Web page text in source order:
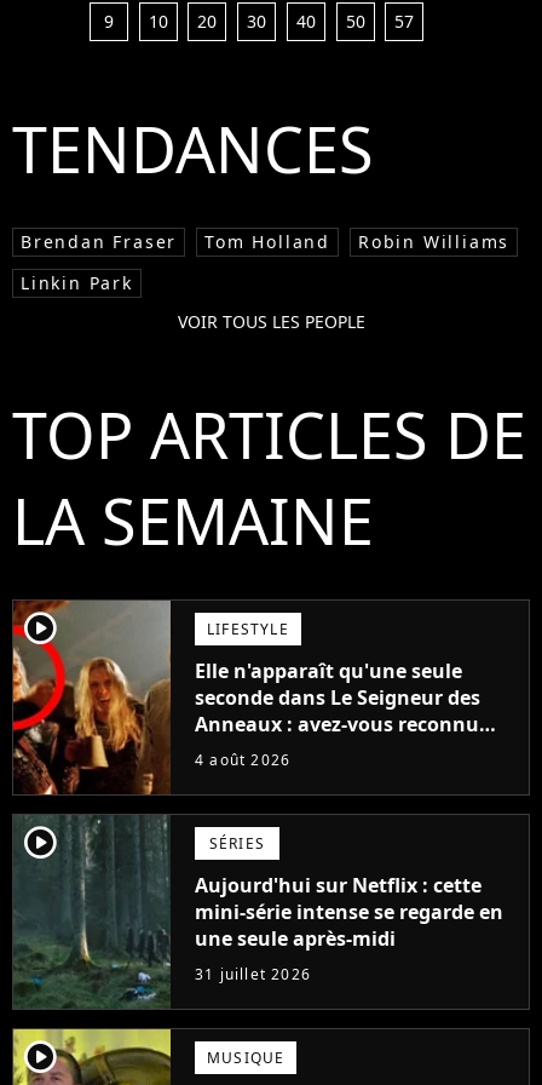
9
10 20 30 40 50 57
TENDANCES
Brendan Fraser Tom Holland
Robin Williams
Linkin Park
VOIR TOUS LES PEOPLE
TOP ARTICLES DE
LA SEMAINE
player2 LIFESTYLE
Elle n'apparaît qu'une seule
seconde dans Le Seigneur des
Anneaux : avez-vous reconnu
cette légende du cinéma dans la
4 août 2026
player2 SÉRIES
Aujourd'hui sur Netflix : cette
mini-série intense se regarde en
une seule après-midi
31 juillet 2026
player2 MUSIQUE